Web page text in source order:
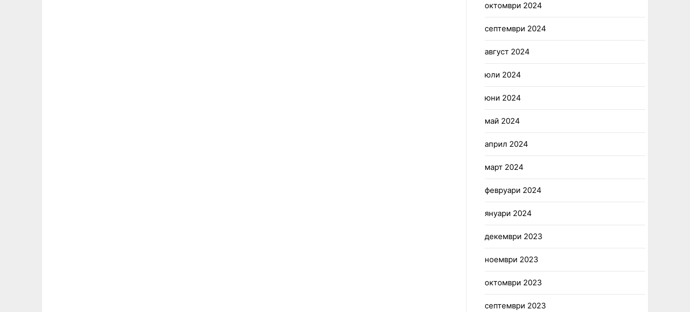
октомври 2024
септември 2024
август 2024
юли 2024
юни 2024
май 2024
април 2024
март 2024
февруари 2024
януари 2024
декември 2023
ноември 2023
октомври 2023
септември 2023